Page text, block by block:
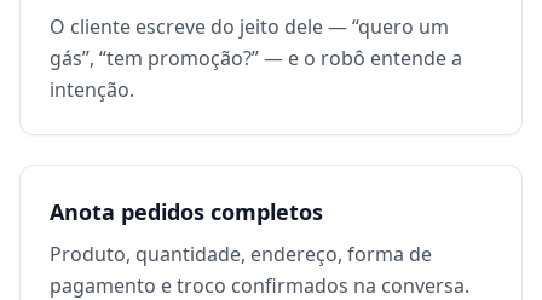
O cliente escreve do jeito dele — “quero um
gás”, “tem promoção?” — e o robô entende a
intenção.
Anota pedidos completos
Produto, quantidade, endereço, forma de
pagamento e troco confirmados na conversa.